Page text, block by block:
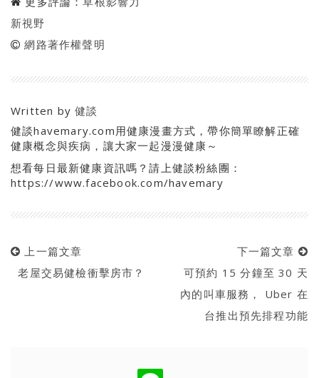
新視野
網路著作權聲明
Written by健談
健談havemary.com用健康漫畫方式，帶你簡單瞭解正確
健康概念與疾病，讓大家一起漫漫健康～
想看每日最新健康資訊嗎？請上健談粉絲團：
https://www.facebook.com/havemary
上一篇文章
老屋交易健檢衝擊房市？
下一篇文章
可預約 15 分鐘至 30 天
內的叫車服務， Uber 在
台推出預先排程功能